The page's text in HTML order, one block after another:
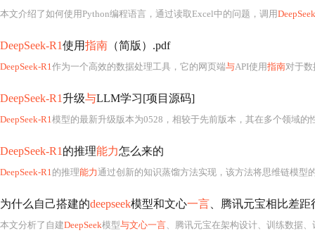
本文介绍了如何使用Python编程语言，通过读取Excel中的问题，调用
DeepSeek-R1使用指南 （简版）.pdf
DeepSeek-R1作为一个高效的数据处理工具，它的网页端与API使用指南对于数据
DeepSeek-R1 升级与LLM学习[项目源码]
DeepSeek-R1模型的最新升级版本为0528，相较于先前版本，其在多个领域的
DeepSeek-R1 的推理能力怎么来的
DeepSeek-R1的推理能力通过创新的知识蒸馏方法实现，该方法将思维链模型
为什么自己搭建的deepseek模型和文心一言 、腾讯元宝相比差距
本文分析了自建DeepSeek模型与文心一言、腾讯元宝在架构设计、训练数据、计算资源、应用场景优化和迭代速度等方面